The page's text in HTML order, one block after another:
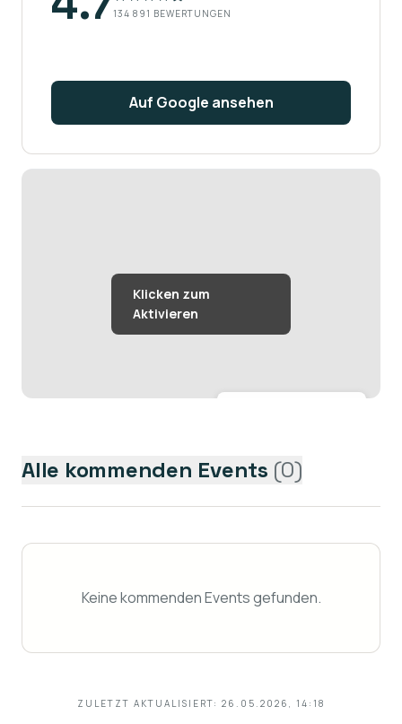
134 891 BEWERTUNGEN
Auf Google ansehen
Alle kommenden Events (0)
Keine kommenden Events gefunden.
ZULETZT AKTUALISIERT: 26.05.2026, 14:18